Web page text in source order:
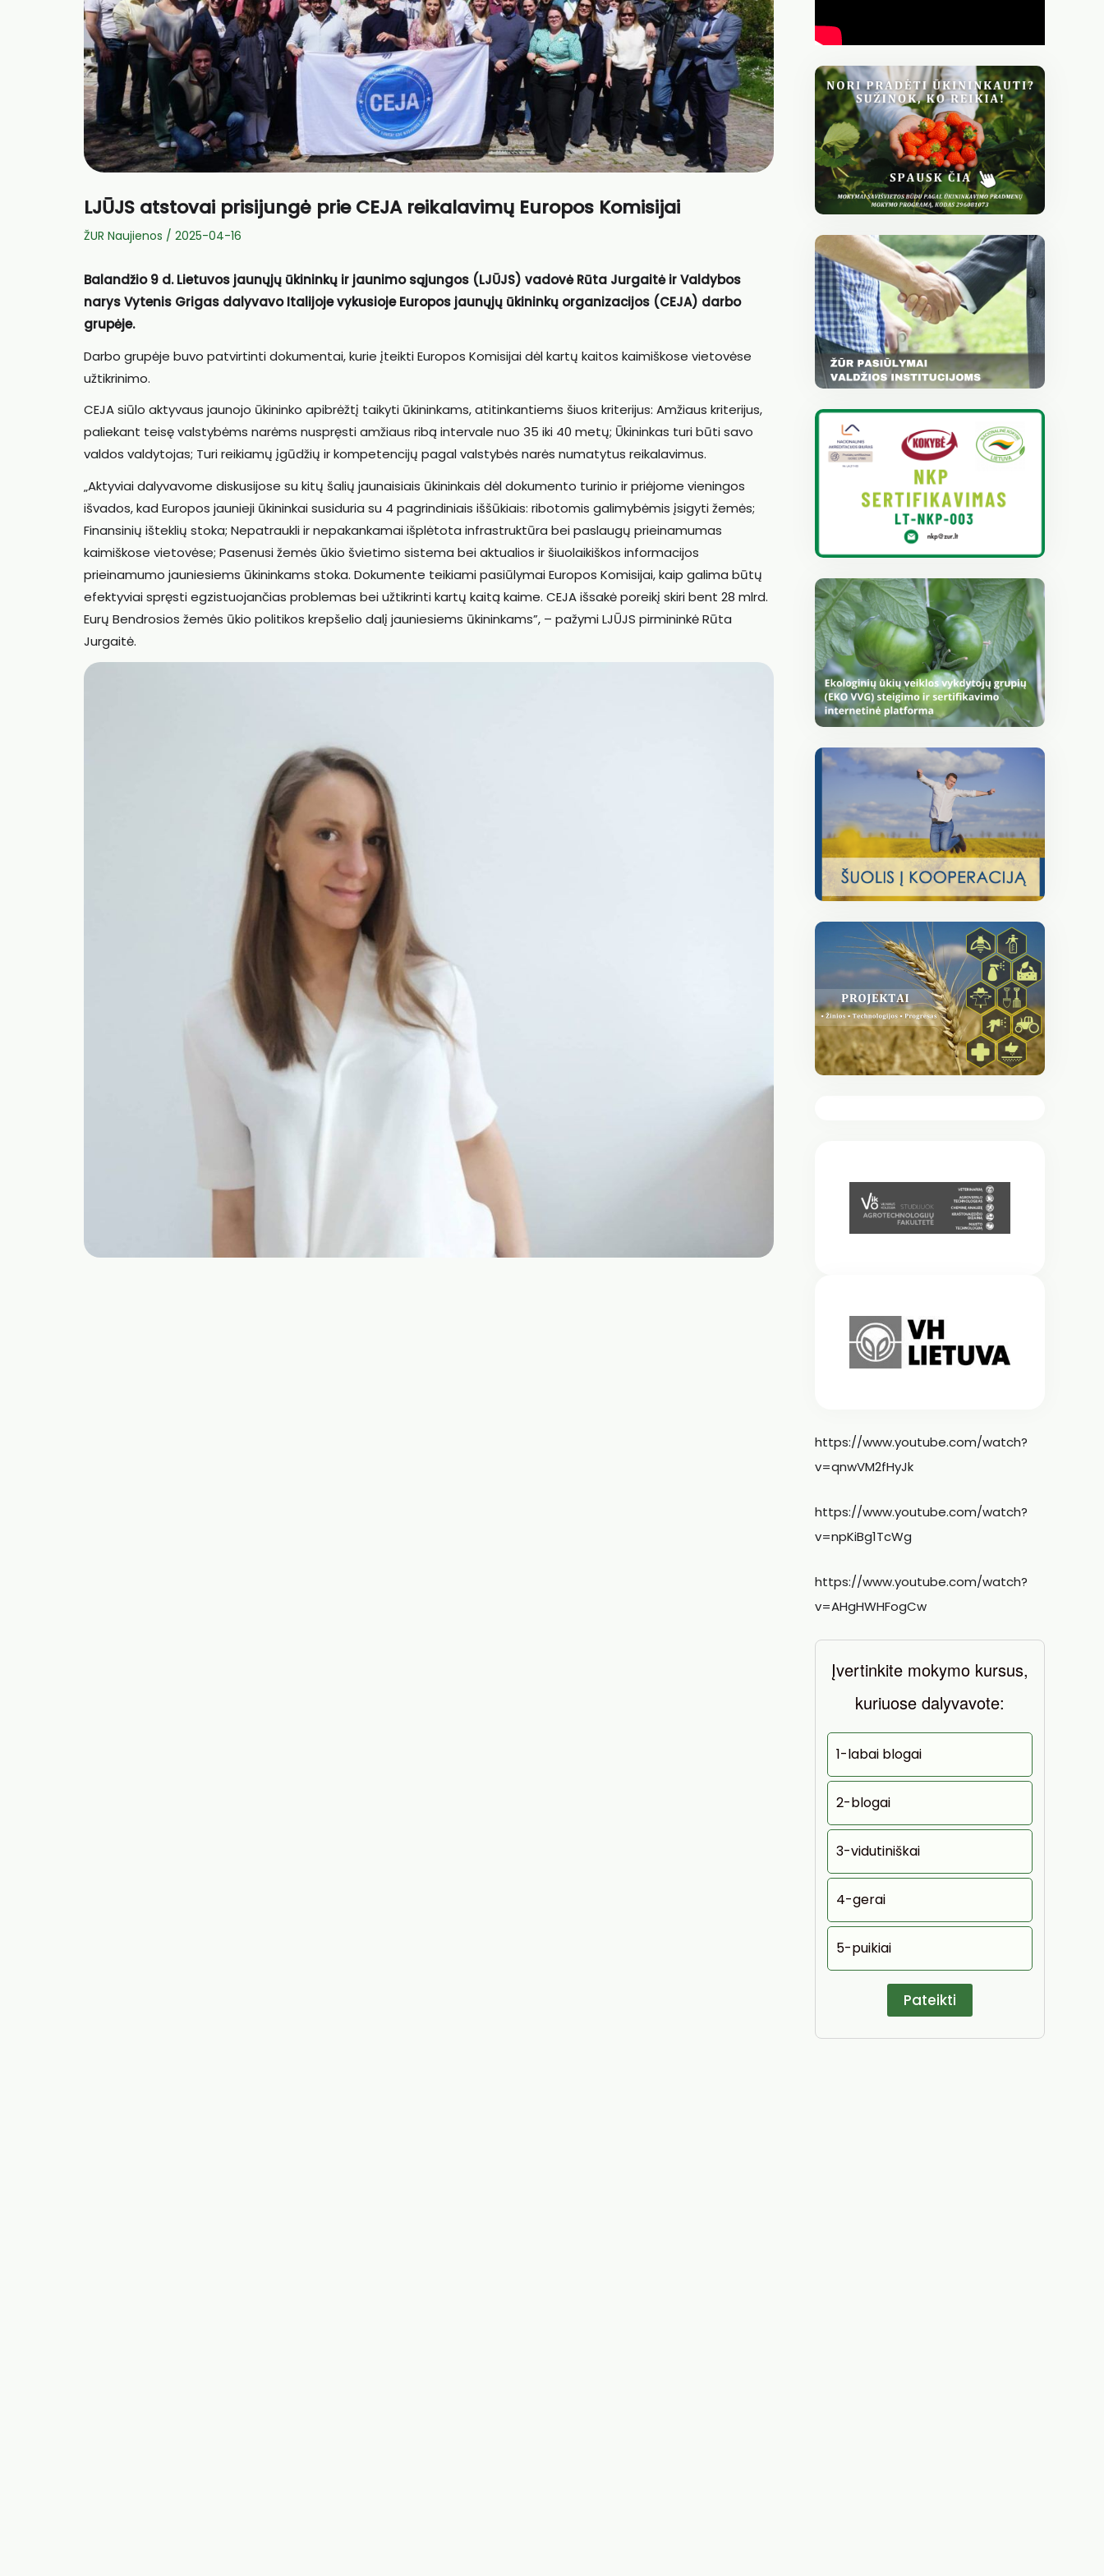
LJŪJS atstovai prisijungė prie CEJA reikalavimų Europos Komisijai
ŽUR Naujienos / 2025-04-16
Balandžio 9 d. Lietuvos jaunųjų ūkininkų ir jaunimo sąjungos (LJŪJS) vadovė Rūta Jurgaitė ir Valdybos
narys Vytenis Grigas dalyvavo Italijoje vykusioje Europos jaunųjų ūkininkų organizacijos (CEJA) darbo
grupėje.
Darbo grupėje buvo patvirtinti dokumentai, kurie įteikti Europos Komisijai dėl kartų kaitos kaimiškose vietovėse
užtikrinimo.
CEJA siūlo aktyvaus jaunojo ūkininko apibrėžtį taikyti ūkininkams, atitinkantiems šiuos kriterijus: Amžiaus kriterijus,
paliekant teisę valstybėms narėms nuspręsti amžiaus ribą intervale nuo 35 iki 40 metų; Ūkininkas turi būti savo
valdos valdytojas; Turi reikiamų įgūdžių ir kompetencijų pagal valstybės narės numatytus reikalavimus.
„Aktyviai dalyvavome diskusijose su kitų šalių jaunaisiais ūkininkais dėl dokumento turinio ir priėjome vieningos
išvados, kad Europos jaunieji ūkininkai susiduria su 4 pagrindiniais iššūkiais: ribotomis galimybėmis įsigyti žemės;
Finansinių išteklių stoka; Nepatraukli ir nepakankamai išplėtota infrastruktūra bei paslaugų prieinamumas
kaimiškose vietovėse; Pasenusi žemės ūkio švietimo sistema bei aktualios ir šiuolaikiškos informacijos
prieinamumo jauniesiems ūkininkams stoka. Dokumente teikiami pasiūlymai Europos Komisijai, kaip galima būtų
efektyviai spręsti egzistuojančias problemas bei užtikrinti kartų kaitą kaime. CEJA išsakė poreikį skiri bent 28 mlrd.
Eurų Bendrosios žemės ūkio politikos krepšelio dalį jauniesiems ūkininkams”, – pažymi LJŪJS pirmininkė Rūta
Jurgaitė.
https://www.youtube.com/watch?
v=qnwVM2fHyJk
https://www.youtube.com/watch?
v=npKiBg1TcWg
https://www.youtube.com/watch?
v=AHgHWHFogCw
Įvertinkite mokymo kursus,
kuriuose dalyvavote:
1-labai blogai
2-blogai
3-vidutiniškai
4-gerai
5-puikiai